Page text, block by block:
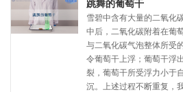
雪碧中含有大量的二氧化
中后，二氧化碳附着在葡
与二氧化碳气泡整体所受
令葡萄干上浮；葡萄干浮
裂，葡萄干所受浮力小于
沉。上述过程不断重复，